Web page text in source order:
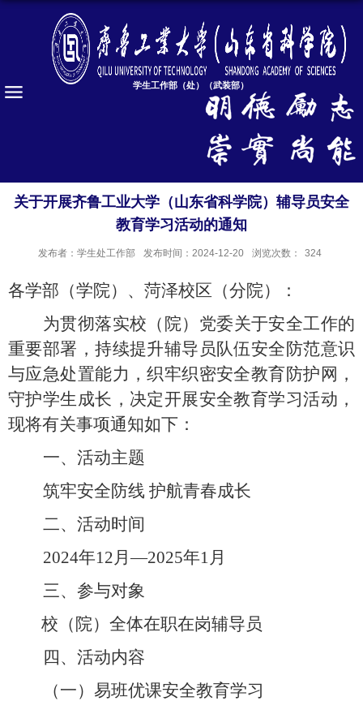
学生工作部（处）（武装部）
关于开展齐鲁工业大学（山东省科学院）辅导员安全
教育学习活动的通知
发布者：学生处工作部 发布时间：2024-12-20 浏览次数： 324
各学部（学院）、菏泽校区（分院）：
为贯彻落实校（院）党委关于安全工作的
重要部署，持续提升辅导员队伍安全防范意识
与应急处置能力，织牢织密安全教育防护网，
守护学生成长，决定开展安全教育学习活动，
现将有关事项通知如下：
一、活动主题
筑牢安全防线 护航青春成长
二、活动时间
2024年12月—2025年1月
三、参与对象
校（院）全体在职在岗辅导员
四、活动内容
（一）易班优课安全教育学习